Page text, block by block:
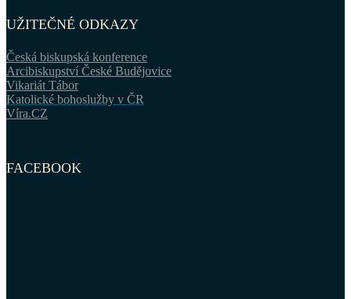
UŽITEČNÉ ODKAZY
Česká biskupská konference
Arcibiskupství České Budějovice
Vikariát Tábor
Katolické bohoslužby v ČR
Víra.CZ
FACEBOOK